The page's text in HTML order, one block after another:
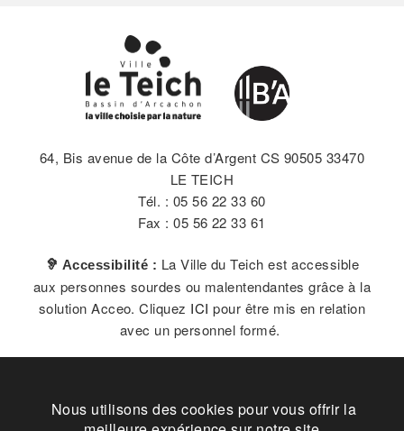
64, Bis avenue de la Côte d’Argent CS 90505 33470
LE TEICH
Tél. : 05 56 22 33 60
Fax : 05 56 22 33 61
🦻 Accessibilité : La Ville du Teich est accessible
aux personnes sourdes ou malentendantes grâce à la
solution Acceo. Cliquez ICI pour être mis en relation
avec un personnel formé.
Plan du site Contact Vos données
Cookies
Nous utilisons des cookies pour vous offrir la